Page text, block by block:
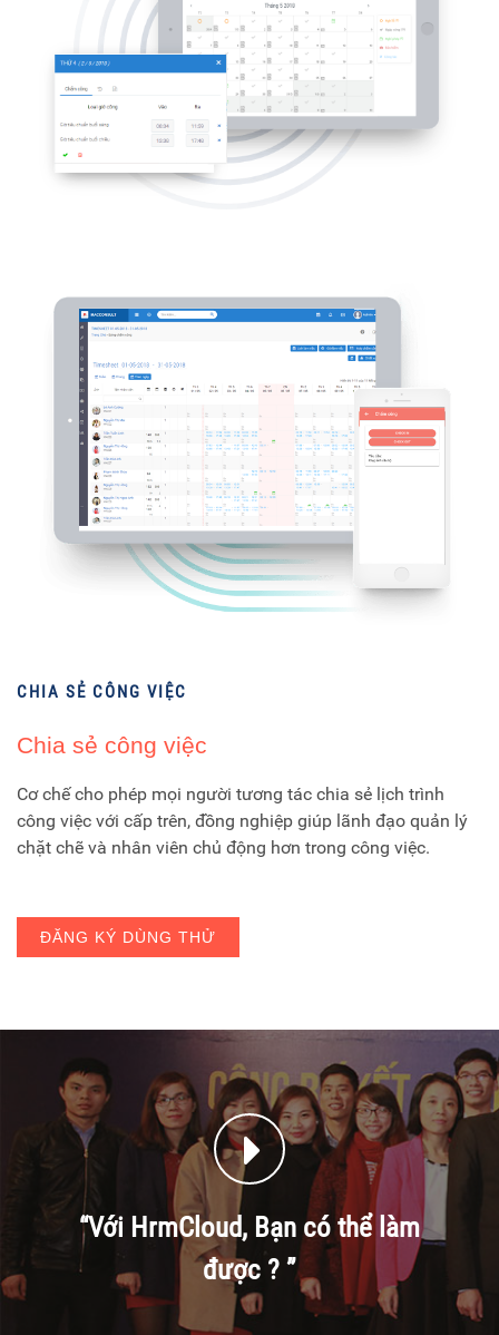
CHIA SẺ CÔNG VIỆC
Chia sẻ công việc
Cơ chế cho phép mọi người tương tác chia sẻ lịch trình
công việc với cấp trên, đồng nghiệp giúp lãnh đạo quản lý
chặt chẽ và nhân viên chủ động hơn trong công việc.
ĐĂNG KÝ DÙNG THỬ
“Với HrmCloud, Bạn có thể làm
được ? ”